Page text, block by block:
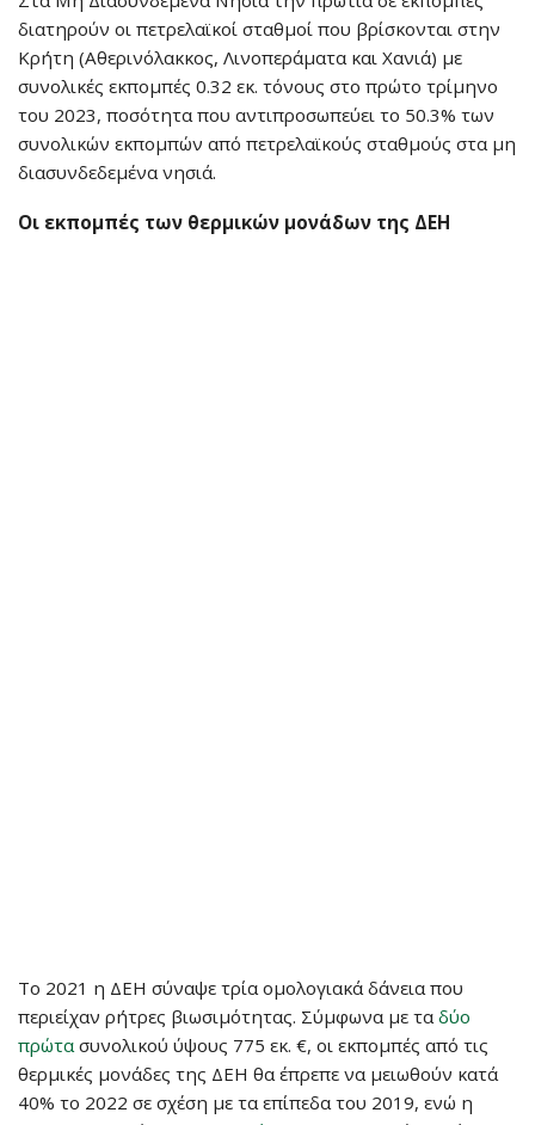
διατηρούν οι πετρελαϊκοί σταθμοί που βρίσκονται στην
Κρήτη (Αθερινόλακκος, Λινοπεράματα και Χανιά) με
συνολικές εκπομπές 0.32 εκ. τόνους στο πρώτο τρίμηνο
του 2023, ποσότητα που αντιπροσωπεύει το 50.3% των
συνολικών εκπομπών από πετρελαϊκούς σταθμούς στα μη
διασυνδεδεμένα νησιά.
Οι εκπομπές των θερμικών μονάδων της ΔΕΗ
Το 2021 η ΔΕΗ σύναψε τρία ομολογιακά δάνεια που
περιείχαν ρήτρες βιωσιμότητας. Σύμφωνα με τα δύο
πρώτα συνολικού ύψους 775 εκ. €, οι εκπομπές από τις
θερμικές μονάδες της ΔΕΗ θα έπρεπε να μειωθούν κατά
40% το 2022 σε σχέση με τα επίπεδα του 2019, ενώ η